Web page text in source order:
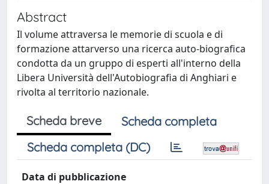
Abstract
Il volume attraversa le memorie di scuola e di
formazione attarverso una ricerca auto-biografica
condotta da un gruppo di esperti all'interno della
Libera Università dell'Autobiografia di Anghiari e
rivolta al territorio nazionale.
Scheda breve
Scheda completa
Scheda completa (DC)
Data di pubblicazione